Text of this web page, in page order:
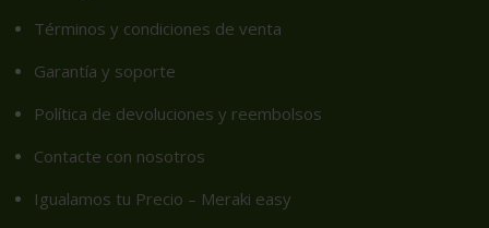
Términos y condiciones de venta
Garantía y soporte
Política de devoluciones y reembolsos
Contacte con nosotros
Igualamos tu Precio – Meraki easy